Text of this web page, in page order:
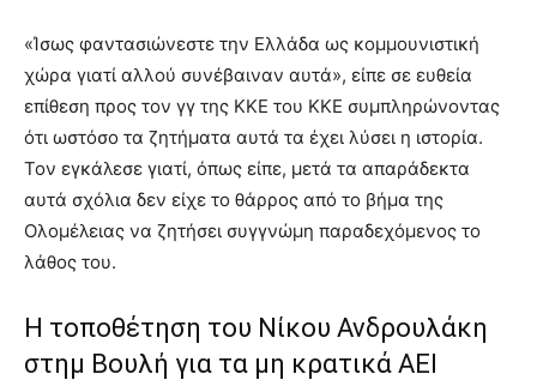
«Ίσως φαντασιώνεστε την Ελλάδα ως κομμουνιστική
χώρα γιατί αλλού συνέβαιναν αυτά», είπε σε ευθεία
επίθεση προς τον γγ της ΚΚΕ του ΚΚΕ συμπληρώνοντας
ότι ωστόσο τα ζητήματα αυτά τα έχει λύσει η ιστορία.
Τον εγκάλεσε γιατί, όπως είπε, μετά τα απαράδεκτα
αυτά σχόλια δεν είχε το θάρρος από το βήμα της
Ολομέλειας να ζητήσει συγγνώμη παραδεχόμενος το
λάθος του.
Η τοποθέτηση του Νίκου Ανδρουλάκη
στημ Βουλή για τα μη κρατικά ΑΕΙ